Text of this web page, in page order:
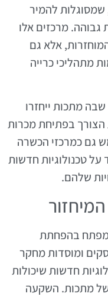
שמסוגלות להמיר
מרכזים אלו
אלא גם
מתהליכי כרייה
מתכות ייחזרו
בפתיחת מכרות
גם כמרכזי הכשרה
טכנולוגיות חדשות
שלהם.
מפתח בהפחתת
ומוסדות מחקר
חדשות שיכולות
של מתכות. השקעה